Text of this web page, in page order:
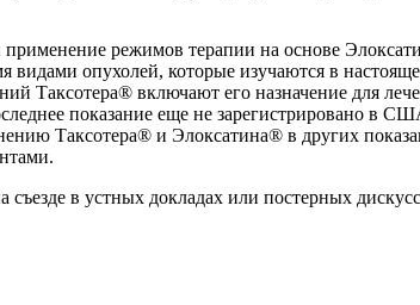
режимов терапии на основе
опухолей, которые изучаются в
Таксотера® включают его назначение для
показание еще не зарегистрировано в
Таксотера® и Элоксатина® в других
в устных докладах или постерных